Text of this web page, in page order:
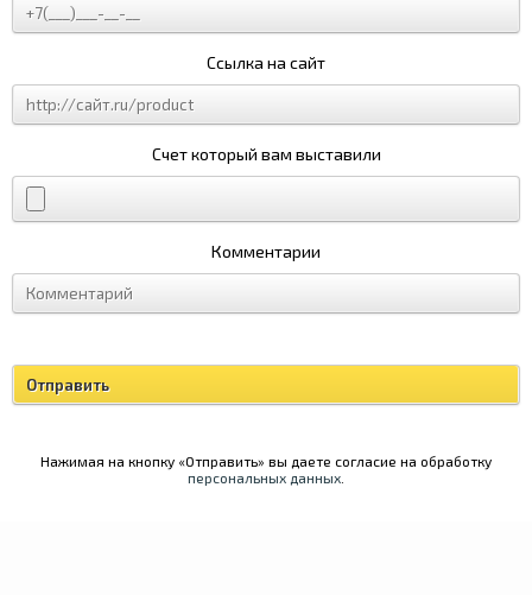
Ссылка на сайт
Счет который вам выставили
Комментарии
Нажимая на кнопку «Отправить» вы даете согласие на обработку
персональных данных